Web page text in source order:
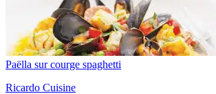
Paëlla sur courge spaghetti
Ricardo Cuisine